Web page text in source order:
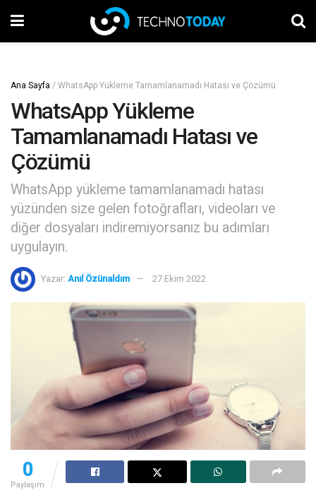
Ana Sayfa / WhatsApp Yükleme Tamamlanamadı Hatası ve Çözümü
WhatsApp Yükleme
Tamamlanamadı Hatası ve
Çözümü
WhatsApp yükleme tamamlanamadı hatası
yüzünden size gelen fotoğrafları, videoları ve
diğer dosyaları indiremiyorsanız bu adımları
uygulayın.
Yazar: Anıl Özünaldım 27 Ekim 2022
0
Paylaşım